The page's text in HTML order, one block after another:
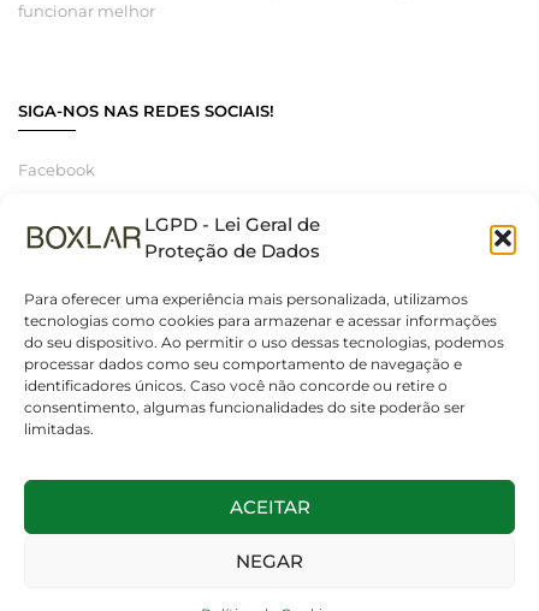
LGPD - Lei Geral de
Proteção de Dados
Para oferecer uma experiência mais personalizada, utilizamos
tecnologias como cookies para armazenar e acessar informações
do seu dispositivo. Ao permitir o uso dessas tecnologias, podemos
processar dados como seu comportamento de navegação e
identificadores únicos. Caso você não concorde ou retire o
consentimento, algumas funcionalidades do site poderão ser
limitadas.
ACEITAR
NEGAR
funcionar melhor
SIGA-NOS NAS REDES SOCIAIS!
Facebook
Linkedin
© 2025 Boxlar | Soluções em iluminação, elétrica e smart home.
Todos os direitos reservados. – CNPJ 55.267.682/0001-95